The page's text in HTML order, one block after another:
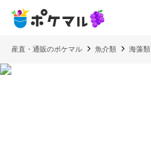
産直・通販のポケマル 魚介類 海藻類